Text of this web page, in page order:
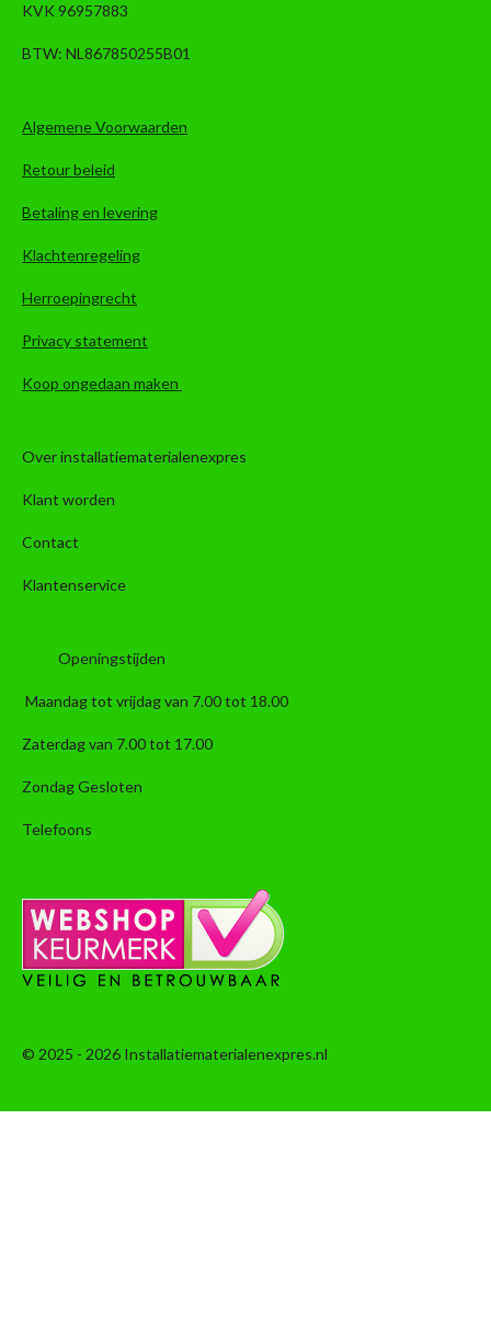
KVK 96957883
BTW: NL867850255B01
Algemene Voorwaarden
Retour beleid
Betaling en levering
Klachtenregeling
Herroepingrecht
Privacy statement
Koop ongedaan maken
Over installatiematerialenexpres
Klant worden
Contact
Klantenservice
Openingstijden
Maandag tot vrijdag van 7.00 tot 18.00
Zaterdag van 7.00 tot 17.00
Zondag Gesloten
Telefoons
© 2025 - 2026 Installatiematerialenexpres.nl